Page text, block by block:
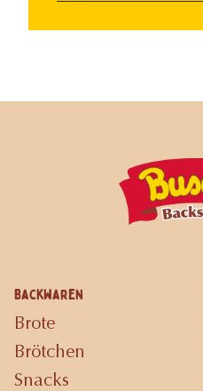
Backwaren
Brote
Brötchen
Snacks